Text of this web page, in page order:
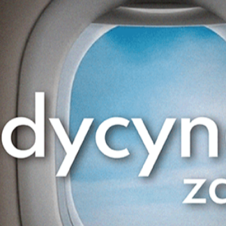
R + CHEMIA R + MATEMATYKA R
06.07.2017
zapłacić w terminie rejestracji
(do godz. 12:00)
które dostały się z pierwszej listy rankingowej:
dentystyczny)
R + CHEMIA R + MATEMATYKA R/FIZYKA R